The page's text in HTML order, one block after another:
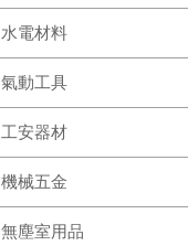
水電材料
氣動工具
工安器材
機械五金
無塵室用品